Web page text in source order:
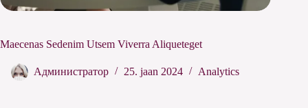
Maecenas Sedenim Utsem Viverra Aliqueteget
Администратор 25. jaan 2024 Analytics